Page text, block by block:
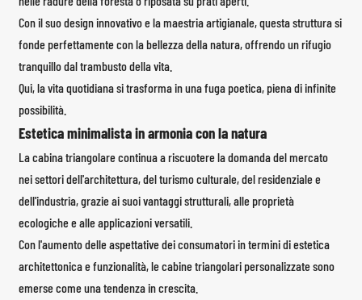
Con il suo design innovativo e la maestria artigianale, questa struttura si
fonde perfettamente con la bellezza della natura, offrendo un rifugio
tranquillo dal trambusto della vita.
Qui, la vita quotidiana si trasforma in una fuga poetica, piena di infinite
possibilità.
Estetica minimalista in armonia con la natura
La cabina triangolare continua a riscuotere la domanda del mercato
nei settori dell'architettura, del turismo culturale, del residenziale e
dell'industria, grazie ai suoi vantaggi strutturali, alle proprietà
ecologiche e alle applicazioni versatili.
Con l'aumento delle aspettative dei consumatori in termini di estetica
architettonica e funzionalità, le cabine triangolari personalizzate sono
emerse come una tendenza in crescita.